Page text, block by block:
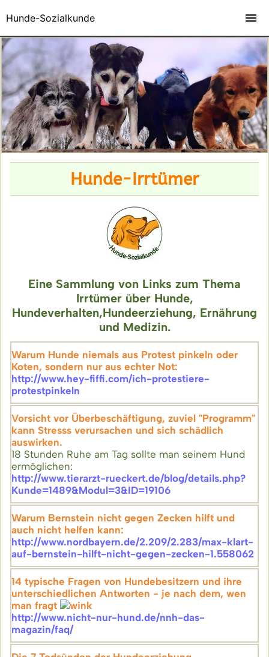
Hunde-Irrtümer
Eine Sammlung von Links zum Thema
Irrtümer über Hunde,
Hundeverhalten,Hundeerziehung, Ernährung
und Medizin.
Warum Hunde niemals aus Protest pinkeln oder
Koten, sondern nur aus echter Not:
http://www.hey-fiffi.com/ich-protestiere-
protestpinkeln
Vorsicht vor Überbeschäftigung, zuviel "Programm"
kann Stresss verursachen und sich schädlich
auswirken.
18 Stunden Ruhe am Tag sollte man seinem Hund
ermöglichen:
http://www.tierarzt-rueckert.de/blog/details.php?
Kunde=1489&Modul=3&ID=19106
Warum Bernstein nicht gegen Zecken hilft und
auch nicht helfen kann:
http://www.nordbayern.de/2.209/2.283/max-klart-
auf-bernstein-hilft-nicht-gegen-zecken-1.558062
14 typische Fragen von Hundebesitzern und ihre
unterschiedlichen Antworten - je nach dem, wen
man fragt
http://www.nicht-nur-hund.de/nnh-das-
magazin/faq/
Hunde-Sozialkunde